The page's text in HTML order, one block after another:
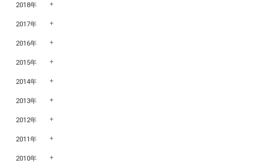
2018年
2017年
2016年
2015年
2014年
2013年
2012年
2011年
2010年